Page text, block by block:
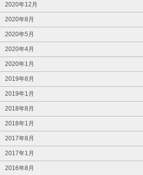
2020年12月
2020年8月
2020年5月
2020年4月
2020年1月
2019年8月
2019年1月
2018年8月
2018年1月
2017年8月
2017年1月
2016年8月